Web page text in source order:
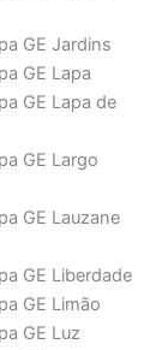
GE Jardins
GE Lapa
GE Lapa de
GE Largo
GE Lauzane
GE Liberdade
GE Limão
GE Luz